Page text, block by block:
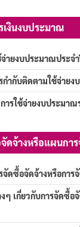
เงินงบประมาณ
ายงบประมาณประจ
กำกับติดตามใช้จ่าย
ารใช้จ่ายงบประมาณ
ดจ้างหรือแผนกา
จัดซื้อจัดจ้างหรือการ
ๆ เกี่ยวกับการจัดซื้อ